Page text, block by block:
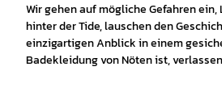
Wir gehen auf mögliche Gefahren ein,
hinter der Tide, lauschen den
einzigartigen Anblick in einem
Badekleidung von Nöten ist,